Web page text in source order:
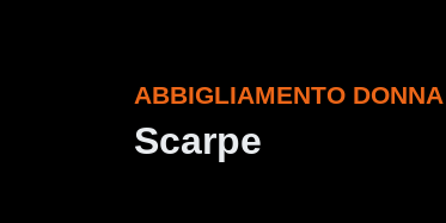
ABBIGLIAMENTO DONNA
Scarpe